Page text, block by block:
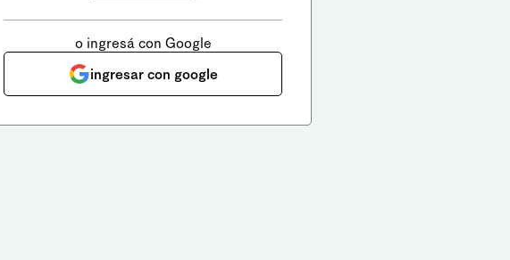
o ingresá con Google
ingresar con google